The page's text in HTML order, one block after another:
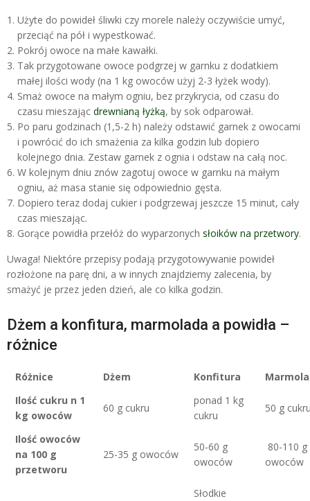
Użyte do powideł śliwki czy morele należy oczywiście umyć,
przeciąć na pół i wypestkować.
Pokrój owoce na małe kawałki.
Tak przygotowane owoce podgrzej w garnku z dodatkiem
małej ilości wody (na 1 kg owoców użyj 2-3 łyżek wody).
Smaż owoce na małym ogniu, bez przykrycia, od czasu do
czasu mieszając drewnianą łyżką, by sok odparował.
Po paru godzinach (1,5-2 h) należy odstawić garnek z owocami
i powrócić do ich smażenia za kilka godzin lub dopiero
kolejnego dnia. Zestaw garnek z ognia i odstaw na całą noc.
W kolejnym dniu znów zagotuj owoce w garnku na małym
ogniu, aż masa stanie się odpowiednio gęsta.
Dopiero teraz dodaj cukier i podgrzewaj jeszcze 15 minut, cały
czas mieszając.
Gorące powidła przełóż do wyparzonych słoików na przetwory.
Uwaga! Niektóre przepisy podają przygotowywanie powideł
rozłożone na parę dni, a w innych znajdziemy zalecenia, by
smażyć je przez jeden dzień, ale co kilka godzin.
Dżem a konfitura, marmolada a powidła –
różnice
Różnice Dżem Konfitura
Ilość cukru n 1
kg owoców
60 g cukru
ponad 1 kg
cukru
50 g
Ilość owoców
na 100 g
przetworu
25-35 g owoców
50-60 g
owoców
80-110 g
owoców
Słodkie